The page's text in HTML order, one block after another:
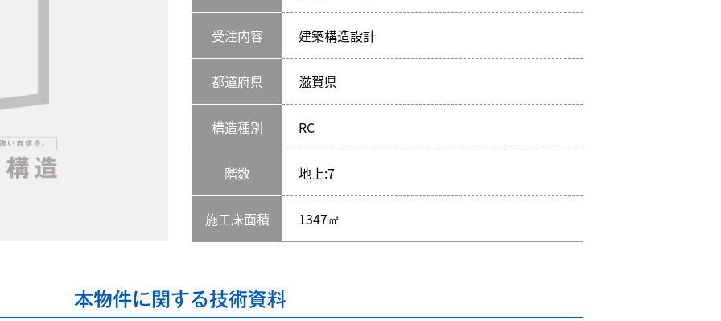
受注内容 建築構造設計
都道府県 滋賀県
構造種別 RC
階数 地上:7
施工床面積 1347㎡
本物件に関する技術資料